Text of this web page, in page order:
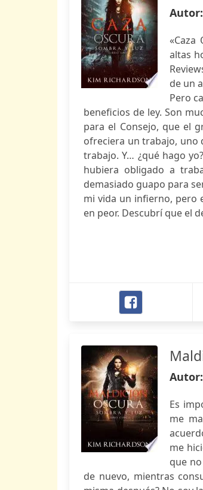
Autor:
altas
de un
Pero
beneficios de ley. Son
para el Consejo, que el
ofreciera un trabajo, uno
trabajo. Y… ¿qué hago
hubiera obligado a
demasiado guapo para
mi vida un infierno, pero
en peor. Descubrí que el
Autor:
Es
me
me
que
de nuevo, mientras